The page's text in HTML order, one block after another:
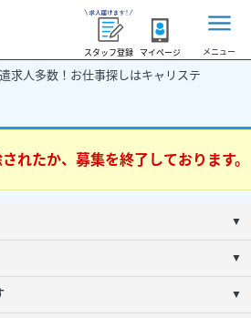
スタッフ登録 マイページ メニュー
求人多数！お仕事探しはキャリステ
れたか、募集を終了しております。
▼
▼
▼